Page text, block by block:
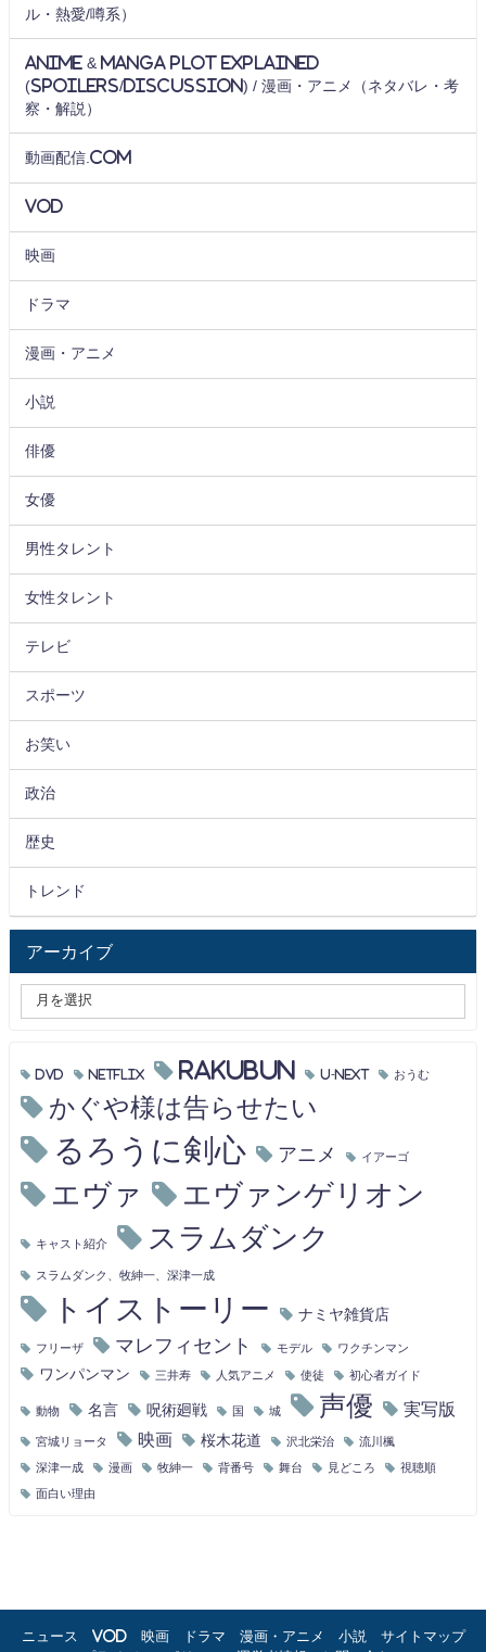
ル・熱愛/噂系）
Anime & Manga Plot Explained
(Spoilers/Discussion) / 漫画・アニメ（ネタバレ・考
察・解説）
動画配信.com
VOD
映画
ドラマ
漫画・アニメ
小説
俳優
女優
男性タレント
女性タレント
テレビ
スポーツ
お笑い
政治
歴史
トレンド
アーカイブ
DVD Netflix RAKUBUN U-NEXT おうむ
かぐや様は告らせたい
るろうに剣心 アニメ イアーゴ
エヴァ エヴァンゲリオン
キャスト紹介 スラムダンク
スラムダンク、牧紳一、深津一成
トイストーリー ナミヤ雑貨店
フリーザ マレフィセント モデル ワクチンマン
ワンパンマン 三井寿 人気アニメ 使徒 初心者ガイド
動物 名言 呪術廻戦 国 城 声優 実写版
宮城リョータ 映画 桜木花道 沢北栄治 流川楓
深津一成 漫画 牧紳一 背番号 舞台 見どころ 視聴順
面白い理由
ニュース VOD 映画 ドラマ 漫画・アニメ 小説
サイトマップ